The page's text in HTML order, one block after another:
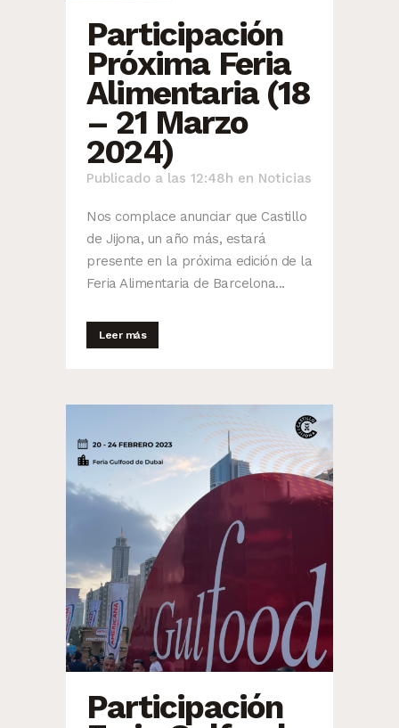
Participación
Próxima Feria
Alimentaria (18
– 21 Marzo
2024)
Publicado a las 12:48h en Noticias
Nos complace anunciar que Castillo
de Jijona, un año más, estará
presente en la próxima edición de la
Feria Alimentaria de Barcelona...
Leer más
Participación